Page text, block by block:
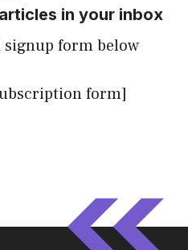
in your inbox
form below
form]